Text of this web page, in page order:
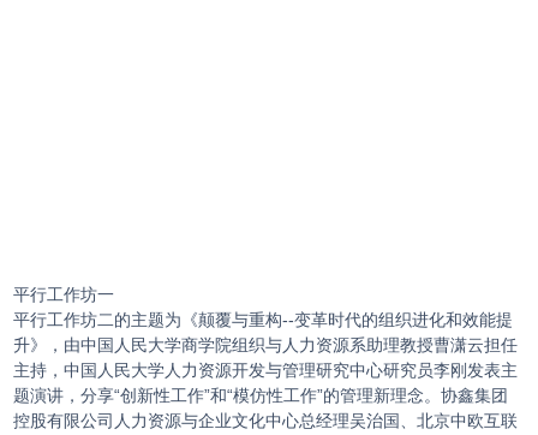
平行工作坊一
平行工作坊二的主题为《颠覆与重构--变革时代的组织进化和效能提
升》，由中国人民大学商学院组织与人力资源系助理教授曹潇云担任
主持，中国人民大学人力资源开发与管理研究中心研究员李刚发表主
题演讲，分享“创新性工作”和“模仿性工作”的管理新理念。协鑫集团
控股有限公司人力资源与企业文化中心总经理吴治国、北京中欧互联